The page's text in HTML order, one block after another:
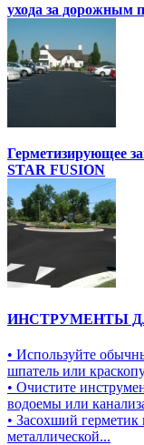
ухода за дорожным
Герметизирующее
STAR FUSION
ИНСТРУМЕНТЫ
• Используйте
шпатель или
• Очистите
водоемы или
• Засохший
металлической...